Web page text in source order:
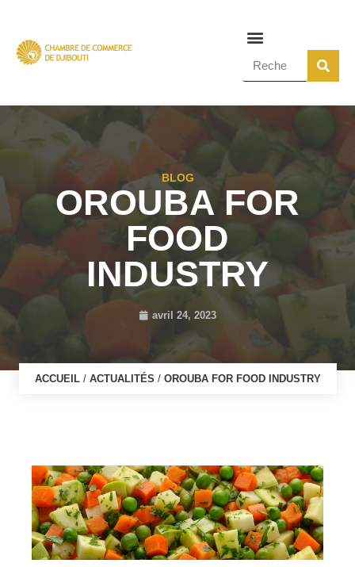
BLOG
OROUBA FOR
FOOD
INDUSTRY
avril 24, 2023
ACCUEIL/ ACTUALITÉS / OROUBA FOR FOOD INDUSTRY